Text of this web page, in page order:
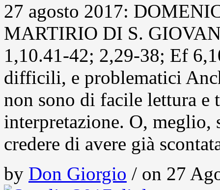
27 agosto 2017:
MARTIRIO DI S.
1,10.41-42; 2,29-38; Ef
difficili, e problematici
non sono di facile lettura e
interpretazione. O, meglio,
credere di avere già
by Don Giorgio / on 27